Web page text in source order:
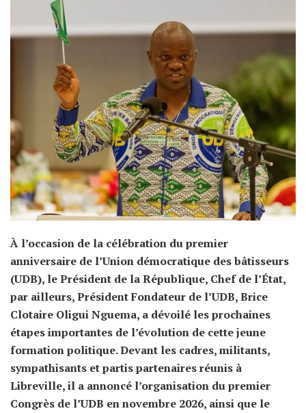
À l’occasion de la célébration du premier
anniversaire de l’Union démocratique des bâtisseurs
(UDB), le Président de la République, Chef de l’État,
par ailleurs, Président Fondateur de l’UDB, Brice
Clotaire Oligui Nguema, a dévoilé les prochaines
étapes importantes de l’évolution de cette jeune
formation politique. Devant les cadres, militants,
sympathisants et partis partenaires réunis à
Libreville, il a annoncé l’organisation du premier
Congrès de l’UDB en novembre 2026, ainsi que le